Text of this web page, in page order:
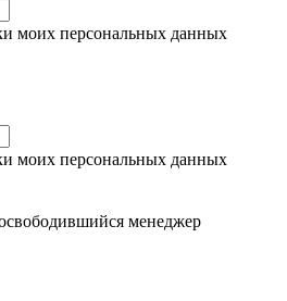
моих персональных данных
моих персональных данных
менеджер